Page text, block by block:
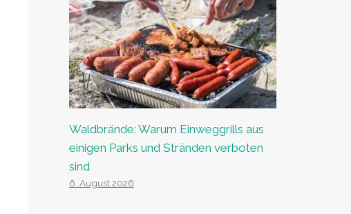
Waldbrände: Warum Einweggrills aus
einigen Parks und Stränden verboten
sind
6. August 2026